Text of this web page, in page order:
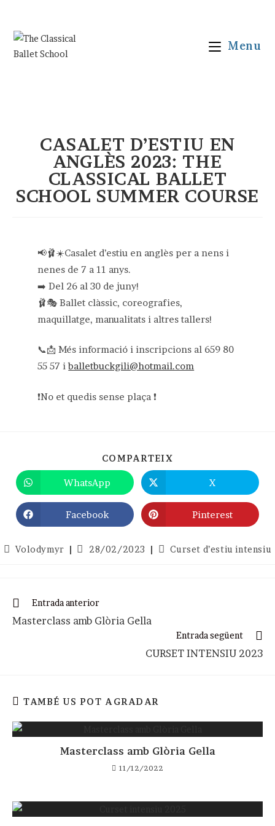
contingut
Menu
CASALET D’ESTIU EN
ANGLÈS 2023: THE
CLASSICAL BALLET
SCHOOL SUMMER COURSE
📢🩰☀️Casalet d’estiu en anglès per a nens i
nenes de 7 a 11 anys.
➡️ Del 26 al 30 de juny!
🩰🎭 Ballet clàssic, coreografies,
maquillatge, manualitats i altres tallers!
📞📩 Més informació i inscripcions al 659 80
55 57 iballetbuckgili@hotmail.com
❗No et quedis sense plaça ❗
COMPARTEIX
Opens
in
a
new
window
WhatsApp
Opens
in
a
new
window
X
Opens
in
new
window
Facebook
Opens
in
new
window
Pinterest
AutorVolodymyr
Entrada
28/02/2023
Categoria
Curset d’estiu intensiu
Llegeix
articles
Entrada anterior
Masterclass amb Glòria Gella
Entrada següent
CURSET INTENSIU 2023
TAMBÉ US POT AGRADAR
Masterclass amb Glòria Gella
11/12/2022